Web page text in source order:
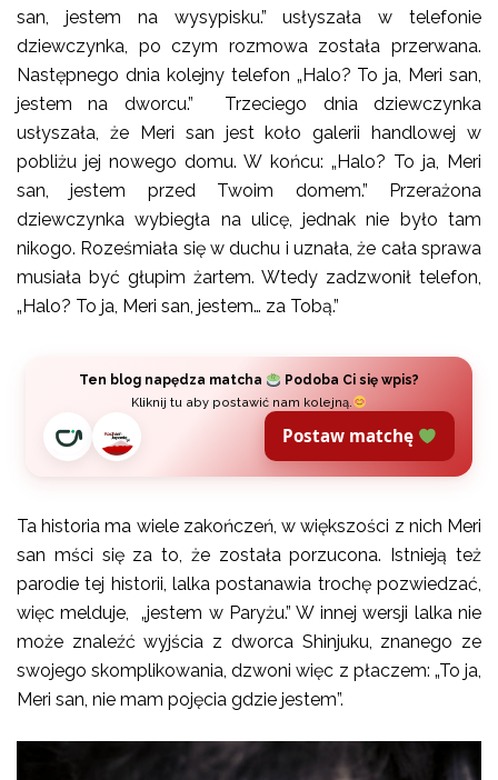
san, jestem na wysypisku.” usłyszała w telefonie
dziewczynka, po czym rozmowa została przerwana.
Następnego dnia kolejny telefon „Halo? To ja, Meri san,
jestem na dworcu.” Trzeciego dnia dziewczynka
usłyszała, że Meri san jest koło galerii handlowej w
pobliżu jej nowego domu. W końcu: „Halo? To ja, Meri
san, jestem przed Twoim domem.” Przerażona
dziewczynka wybiegła na ulicę, jednak nie było tam
nikogo. Roześmiała się w duchu i uznała, że cała sprawa
musiała być głupim żartem. Wtedy zadzwonił telefon,
„Halo? To ja, Meri san, jestem… za Tobą.”
Ten blog napędza matcha Podoba Ci się wpis?
Kliknij tu aby postawić nam kolejną.
Postaw matchę
Ta historia ma wiele zakończeń, w większości z nich Meri
san mści się za to, że została porzucona. Istnieją też
parodie tej historii, lalka postanawia trochę pozwiedzać,
więc melduje, „jestem w Paryżu.” W innej wersji lalka nie
może znaleźć wyjścia z dworca Shinjuku, znanego ze
swojego skomplikowania, dzwoni więc z płaczem: „To ja,
Meri san, nie mam pojęcia gdzie jestem”.